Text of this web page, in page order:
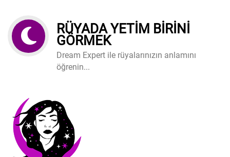
RÜYADA YETIM BIRINI
GÖRMEK
Dream Expert ile rüyalarınızın anlamını
öğrenin...